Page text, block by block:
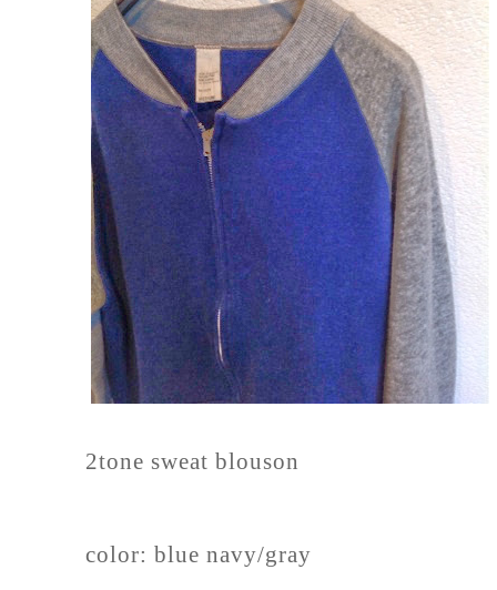
2tone sweat blouson
color: blue navy/gray